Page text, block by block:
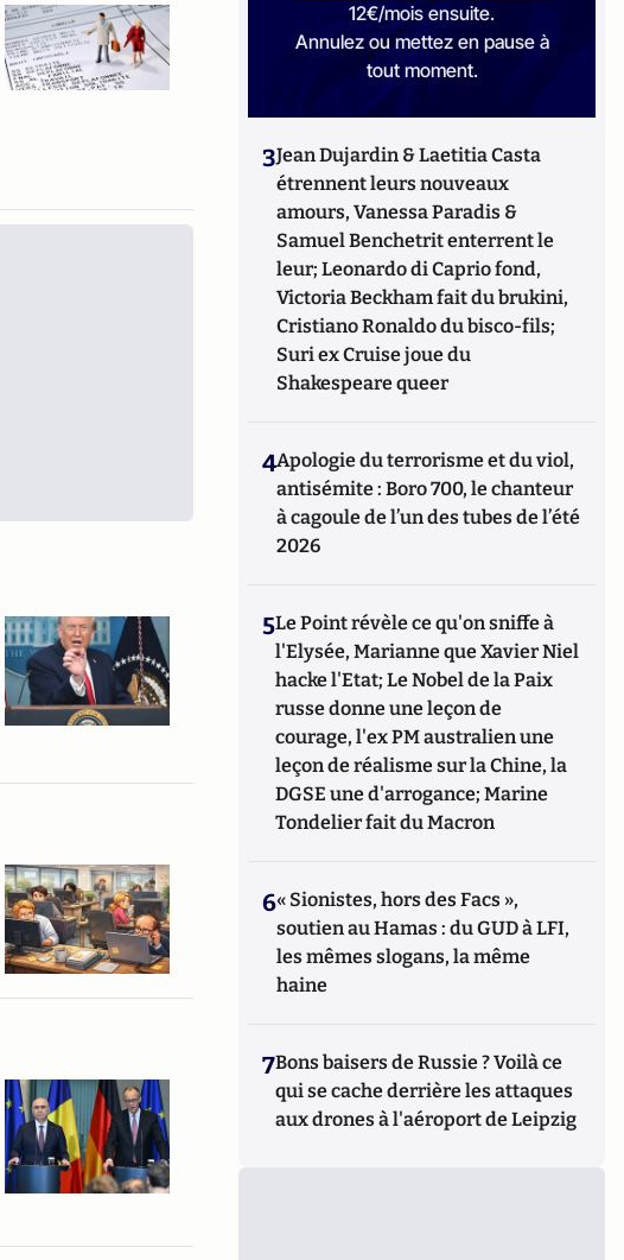
12€/mois ensuite.
Annulez ou mettez en pause à
tout moment.
3Jean Dujardin & Laetitia Casta
étrennent leurs nouveaux
amours, Vanessa Paradis &
Samuel Benchetrit enterrent le
leur; Leonardo di Caprio fond,
Victoria Beckham fait du brukini,
Cristiano Ronaldo du bisco-fils;
Suri ex Cruise joue du
Shakespeare queer
4Apologie du terrorisme et du viol,
antisémite : Boro 700, le chanteur
à cagoule de l’un des tubes de l’été
2026
5Le Point révèle ce qu'on sniffe à
l'Elysée, Marianne que Xavier Niel
hacke l'Etat; Le Nobel de la Paix
russe donne une leçon de
courage, l'ex PM australien une
leçon de réalisme sur la Chine, la
DGSE une d'arrogance; Marine
Tondelier fait du Macron
6« Sionistes, hors des Facs »,
soutien au Hamas : du GUD à LFI,
les mêmes slogans, la même
haine
7Bons baisers de Russie ? Voilà ce
qui se cache derrière les attaques
aux drones à l'aéroport de Leipzig